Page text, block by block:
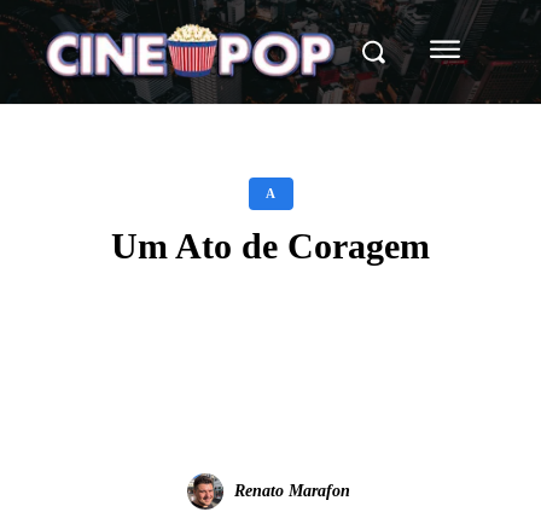
A
Um Ato de Coragem
Renato Marafon